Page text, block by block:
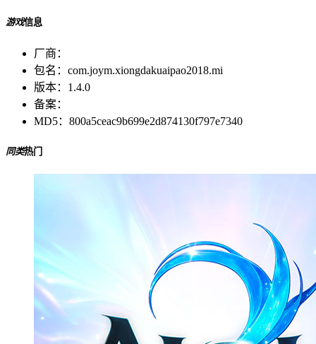
游戏信息
厂商：
包名： com.joym.xiongdakuaipao2018.mi
版本： 1.4.0
备案：
MD5： 800a5ceac9b699e2d874130f797e7340
同类热门